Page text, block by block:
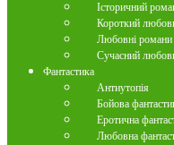
Історичний
Короткий
Любовні романи
Сучасний
Фантастика
Антиутопія
Бойова
Еротична
Любовна